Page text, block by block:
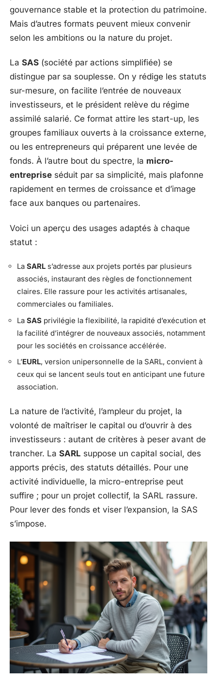
gouvernance stable et la protection du patrimoine.
Mais d’autres formats peuvent mieux convenir
selon les ambitions ou la nature du projet.
La SAS (société par actions simplifiée) se
distingue par sa souplesse. On y rédige les statuts
sur-mesure, on facilite l’entrée de nouveaux
investisseurs, et le président relève du régime
assimilé salarié. Ce format attire les start-up, les
groupes familiaux ouverts à la croissance externe,
ou les entrepreneurs qui préparent une levée de
fonds. À l’autre bout du spectre, la micro-
entreprise séduit par sa simplicité, mais plafonne
rapidement en termes de croissance et d’image
face aux banques ou partenaires.
Voici un aperçu des usages adaptés à chaque
statut :
La SARL s’adresse aux projets portés par plusieurs
associés, instaurant des règles de fonctionnement
claires. Elle rassure pour les activités artisanales,
commerciales ou familiales.
La SAS privilégie la flexibilité, la rapidité d’exécution et
la facilité d’intégrer de nouveaux associés, notamment
pour les sociétés en croissance accélérée.
L’EURL, version unipersonnelle de la SARL, convient à
ceux qui se lancent seuls tout en anticipant une future
association.
La nature de l’activité, l’ampleur du projet, la
volonté de maîtriser le capital ou d’ouvrir à des
investisseurs : autant de critères à peser avant de
trancher. La SARL suppose un capital social, des
apports précis, des statuts détaillés. Pour une
activité individuelle, la micro-entreprise peut
suffire ; pour un projet collectif, la SARL rassure.
Pour lever des fonds et viser l’expansion, la SAS
s’impose.